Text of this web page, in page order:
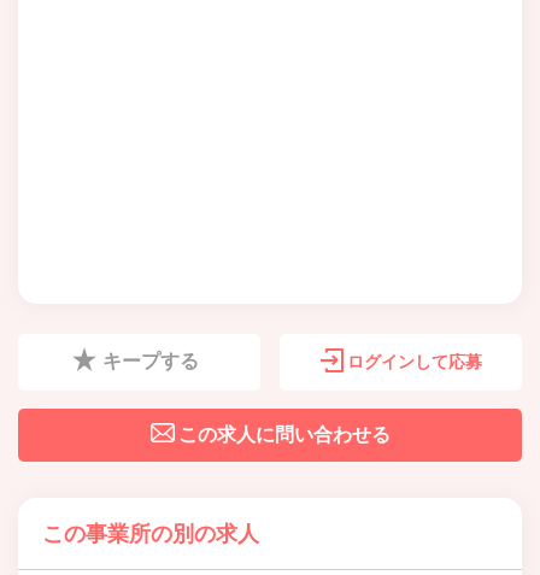
キープする ログインして応募
この求人に問い合わせる
この事業所の別の求人